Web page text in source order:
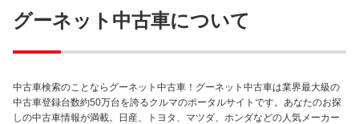
グーネット中古車について
中古車検索のことならグーネット中古車！グーネット中古車は業界最大級の
中古車登録台数約50万台を誇るクルマのポータルサイトです。あなたのお探
しの中古車情報が満載。日産、トヨタ、マツダ、ホンダなどの人気メーカー